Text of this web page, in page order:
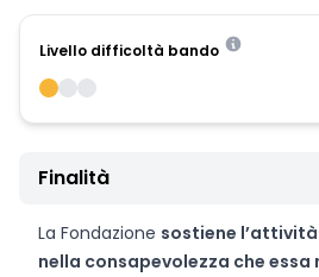
Livello difficoltà bando
Finalità
La Fondazione sostiene
nella consapevolezza che essa